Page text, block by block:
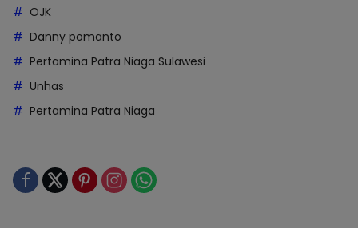
OJK
Danny pomanto
Pertamina Patra Niaga Sulawesi
Unhas
Pertamina Patra Niaga